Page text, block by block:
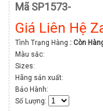
Mã SP1573-
Giá Liên Hệ
Tình Trạng Hàng : Còn
Màu sắc:
Sizes:
Hãng sản xuất:
Bảo Hành:
Số Lượng: